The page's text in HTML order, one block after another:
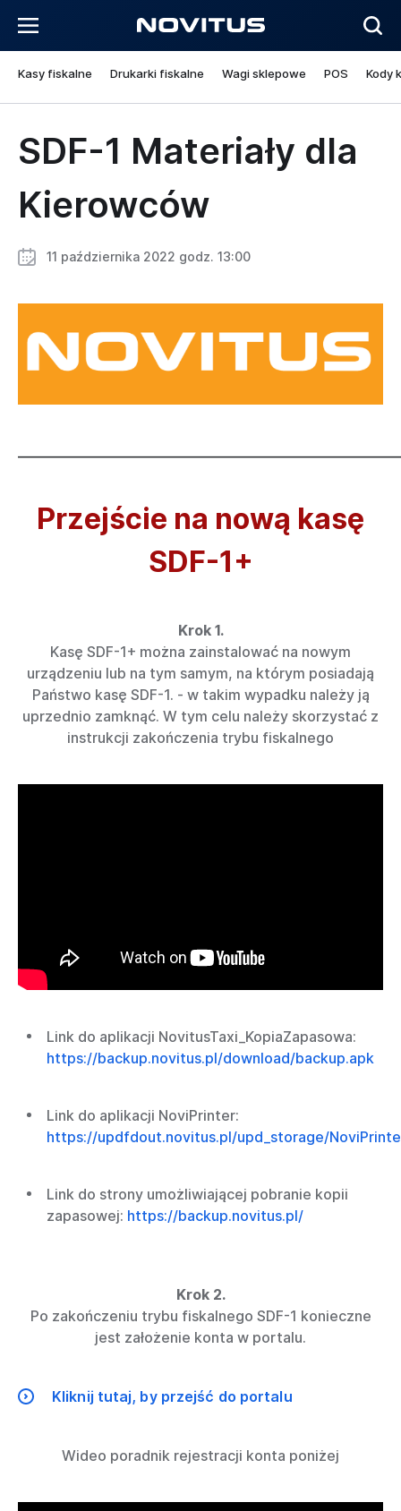
Kasy fiskalne Drukarki fiskalne Wagi sklepowe POS Kody
SDF-1 Materiały dla
Kierowców
11 października 2022 godz. 13:00
Przejście na nową kasę
SDF-1+
Krok 1.
Kasę SDF-1+ można zainstalować na nowym
urządzeniu lub na tym samym, na którym posiadają
Państwo kasę SDF-1. - w takim wypadku należy ją
uprzednio zamknąć. W tym celu należy skorzystać z
instrukcji zakończenia trybu fiskalnego
Link do aplikacji NovitusTaxi_KopiaZapasowa:
https://backup.novitus.pl/download/backup.apk
Link do aplikacji NoviPrinter:
https://updfdout.novitus.pl/upd_storage/
Link do strony umożliwiającej pobranie kopii
zapasowej: https://backup.novitus.pl/
Krok 2.
Po zakończeniu trybu fiskalnego SDF-1 konieczne
jest założenie konta w portalu.
Kliknij tutaj, by przejść do portalu
Wideo poradnik rejestracji konta poniżej